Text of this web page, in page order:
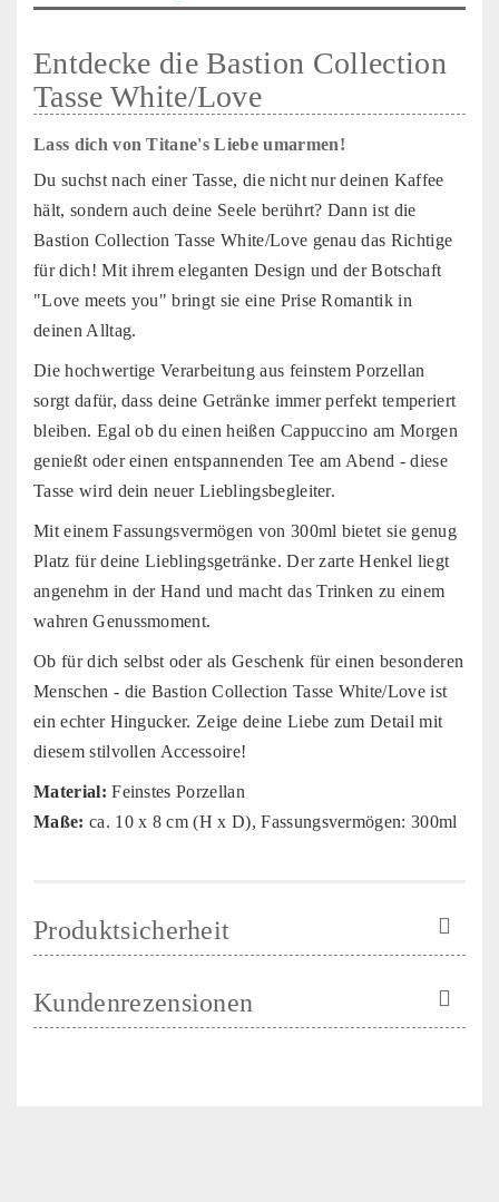
Entdecke die Bastion Collection
Tasse White/Love
Lass dich von Titane's Liebe umarmen!
Du suchst nach einer Tasse, die nicht nur deinen Kaffee
hält, sondern auch deine Seele berührt? Dann ist die
Bastion Collection Tasse White/Love genau das Richtige
für dich! Mit ihrem eleganten Design und der Botschaft
"Love meets you" bringt sie eine Prise Romantik in
deinen Alltag.
Die hochwertige Verarbeitung aus feinstem Porzellan
sorgt dafür, dass deine Getränke immer perfekt temperiert
bleiben. Egal ob du einen heißen Cappuccino am Morgen
genießt oder einen entspannenden Tee am Abend - diese
Tasse wird dein neuer Lieblingsbegleiter.
Mit einem Fassungsvermögen von 300ml bietet sie genug
Platz für deine Lieblingsgetränke. Der zarte Henkel liegt
angenehm in der Hand und macht das Trinken zu einem
wahren Genussmoment.
Ob für dich selbst oder als Geschenk für einen besonderen
Menschen - die Bastion Collection Tasse White/Love ist
ein echter Hingucker. Zeige deine Liebe zum Detail mit
diesem stilvollen Accessoire!
Material: Feinstes Porzellan
Maße: ca. 10 x 8 cm (H x D), Fassungsvermögen: 300ml
Produktsicherheit
Kundenrezensionen